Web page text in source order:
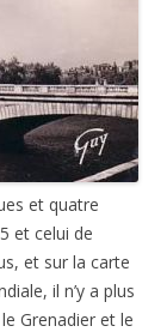
et quatre
et celui de
et sur la carte
il n’y a plus
Grenadier et le